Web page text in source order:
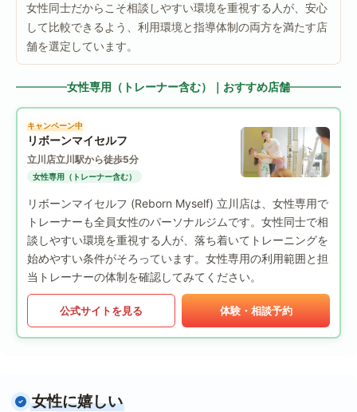
女性同士だからこそ相談しやすい環境を重視する人が、安心
して比較できるよう、利用環境と指導体制の両方を満たす店
舗を選定しています。
女性専用（トレーナー含む）｜おすすめ店舗
キャンペーン中
リボーンマイセルフ
立川店立川駅から徒歩5分
女性専用（トレーナー含む）
リボーンマイセルフ (Reborn Myself) 立川店は、女性専用で
トレーナーも全員女性のパーソナルジムです。女性同士で相
談しやすい環境を重視する人が、落ち着いてトレーニングを
始めやすい条件がそろっています。女性専用の利用範囲と担
当トレーナーの体制を確認してみてください。
公式サイトを見る 体験・相談予約
女性に嬉しい